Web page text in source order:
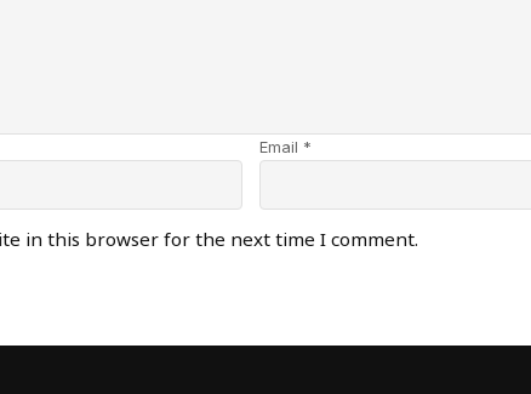
Email *
in this browser for the next time I comment.